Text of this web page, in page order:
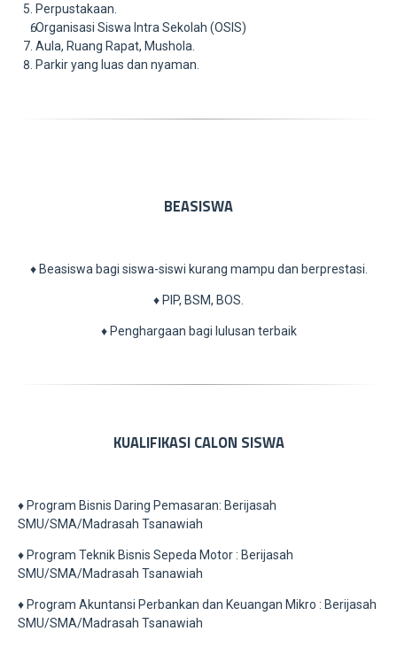
Perpustakaan.
Organisasi Siswa Intra Sekolah (OSIS)
Aula, Ruang Rapat, Mushola.
Parkir yang luas dan nyaman.
BEASISWA
♦ Beasiswa bagi siswa-siswi kurang mampu dan berprestasi.
♦ PIP, BSM, BOS.
♦ Penghargaan bagi lulusan terbaik
KUALIFIKASI CALON SISWA
♦ Program Bisnis Daring Pemasaran: Berijasah
SMU/SMA/Madrasah Tsanawiah
♦ Program Teknik Bisnis Sepeda Motor : Berijasah
SMU/SMA/Madrasah Tsanawiah
♦ Program Akuntansi Perbankan dan Keuangan Mikro : Berijasah
SMU/SMA/Madrasah Tsanawiah